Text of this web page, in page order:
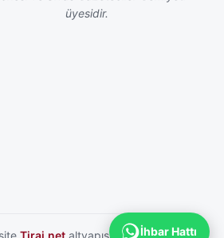
üyesidir.
Tiraj.net altyapısı ile hazırlanmıştır.
İhbar Hattı